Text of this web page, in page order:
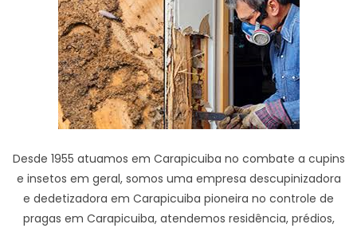
Desde 1955 atuamos em Carapicuiba no combate a cupins
e insetos em geral, somos uma empresa descupinizadora
e dedetizadora em Carapicuiba pioneira no controle de
pragas em Carapicuiba, atendemos residência, prédios,